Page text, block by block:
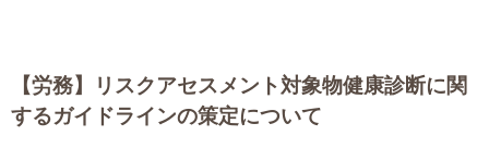
【労務】
リスクアセスメント対象物健康診断に関
するガイドラインの策定について